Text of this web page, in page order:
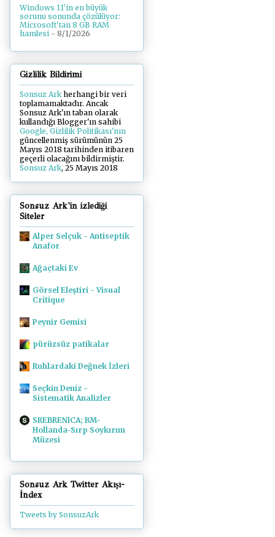
Windows 11'in en büyük
sorunu sonunda çözülüyor:
Microsoft'tan 8 GB RAM
hamlesi - 8/1/2026
Gizlilik Bildirimi
Sonsuz Arkherhangi bir veri
toplamamaktadır. Ancak
Sonsuz Ark'ın taban olarak
kullandığı Blogger'ın sahibi
Google, Gizlilik Politikası'nın
güncellenmiş sürümünün 25
Mayıs 2018 tarihinden itibaren
geçerli olacağını bildirmiştir.
Sonsuz Ark, 25 Mayıs 2018
Sonsuz Ark'in izlediği
Siteler
Alper Selçuk - Antiseptik
Anafor
Ağaçtaki Ev
Görsel Eleştiri - Visual
Critique
Peynir Gemisi
pürüzsüz patikalar
Ruhlardaki Değnek İzleri
Seçkin Deniz -
Sistematik Analizler
SREBRENICA; BM-
Hollanda-Sırp Soykırım
Müzesi
Sonsuz Ark Twitter Akışı-
İndex
Tweets by SonsuzArk